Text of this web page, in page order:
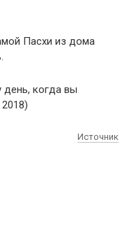
Пасхи из дома
день, когда вы
Источник